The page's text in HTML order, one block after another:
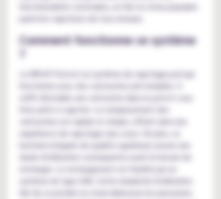
fonctionnalités conviviales, en fait un choix populaire
parmi les vapoteurs de tous niveaux.
Comment fonctionne ce système
Le WPuff Pod est un système de vapotage pod qui
suffit d'installer une cartouche dans le pod et vous
êtes prêts à vapoter. Le remplacement des
cartouches est rapide et simple, offrant ainsi une
expérience de vapotage sans souci. De plus, sa
batterie intégrée de qualité supérieure assure une
durée d'utilisation conséquente avant le besoin de
recharger. Le rechargement est facilité par un
système de type USB. Cette simplicité d'utilisation